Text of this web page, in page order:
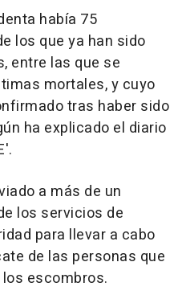
había 75
los que ya han sido
entre las que se
mortales, y cuyo
tras haber sido
ha explicado el diario
a más de un
los servicios de
para llevar a cabo
de las personas que
escombros.